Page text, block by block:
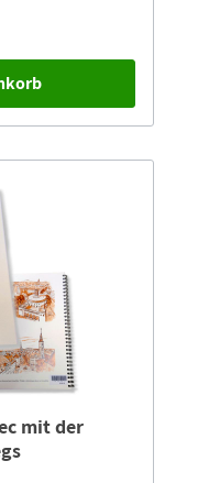
mit der